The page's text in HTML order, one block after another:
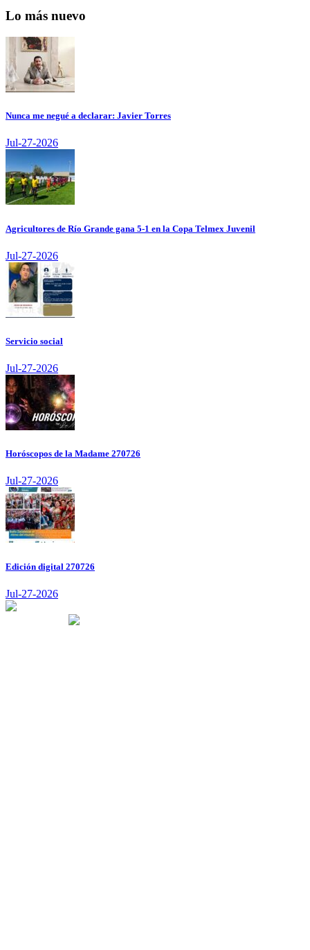
Lo más nuevo
Nunca me negué a declarar: Javier Torres
Jul-27-2026
Agricultores de Río Grande gana 5-1 en la Copa Telmex Juvenil
Jul-27-2026
Servicio social
Jul-27-2026
Horóscopos de la Madame 270726
Jul-27-2026
Edición digital 270726
Jul-27-2026